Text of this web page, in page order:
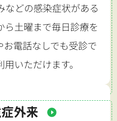
などの感染症状がある
ら土曜まで毎日診療を
電話なしでも受診で
いただけます。
外来